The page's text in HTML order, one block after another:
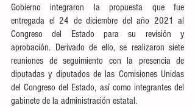
Gobierno integraron la propuesta que fue
entregada el 24 de diciembre del año 2021 al
Congreso del Estado para su revisión y
aprobación. Derivado de ello, se realizaron siete
reuniones de seguimiento con la presencia de
diputadas y diputados de las Comisiones Unidas
del Congreso del Estado, así como integrantes del
gabinete de la administración estatal.